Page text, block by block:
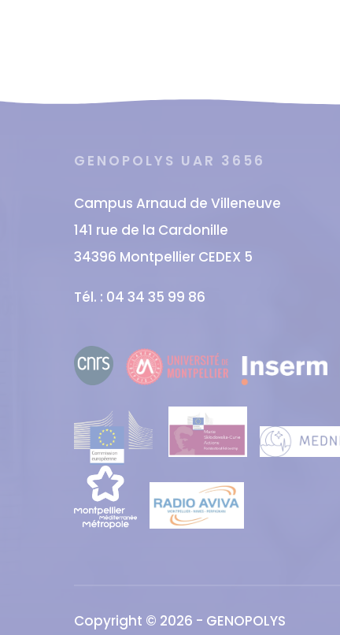
GENOPOLYS UAR 3656
Campus Arnaud de Villeneuve
141 rue de la Cardonille
34396 Montpellier CEDEX 5
Tél. : 04 34 35 99 86
Copyright © 2026 - GENOPOLYS